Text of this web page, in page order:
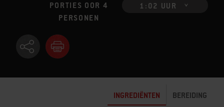
PORTIES OOR 4
PERSONEN
1:02 UUR
INGREDIËNTEN BEREIDING